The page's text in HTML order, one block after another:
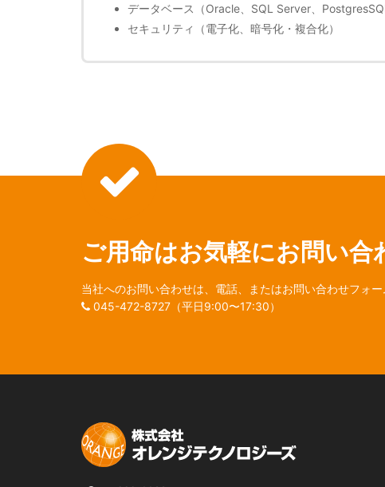
データベース（Oracle、SQL Server、
セキュリティ（電子化、暗号化・複合化）
ご用命はお気軽にお問い合
当社へのお問い合わせは、電話、またはお問い合わせフォー
045-472-8727 （平日9:00〜17:30）